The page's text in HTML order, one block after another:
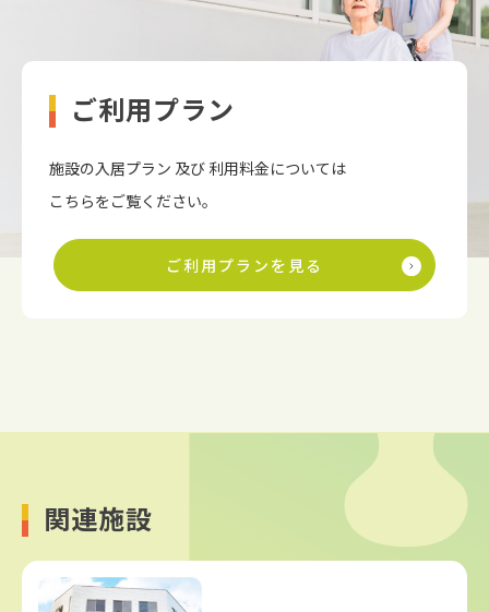
ご利用プラン
施設の入居プラン 及び 利用料金については
こちらをご覧ください。
ご利用プランを見る
関連施設